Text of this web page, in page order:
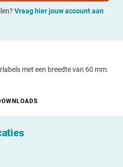
Vraag hier jouw account aan
met een breedte van 60 mm.